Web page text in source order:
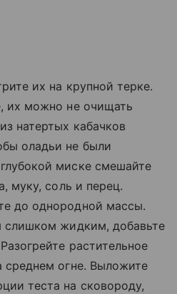
их на крупной терке.
их можно не очищать
натертых кабачков
оладьи не были
миске смешайте
муку, соль и перец.
до однородной массы.
слишком жидким, добавьте
растительное
среднем огне. Выложите
теста на сковороду,